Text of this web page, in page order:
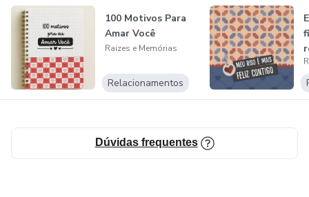
Nenhum item físico será enviado.
Autoria:
Ingrid Sarmento — @raizesememorias.br
100 Motivos Para
Amar Você
Raizes e Memórias
Relacionamentos
Dúvidas frequentes